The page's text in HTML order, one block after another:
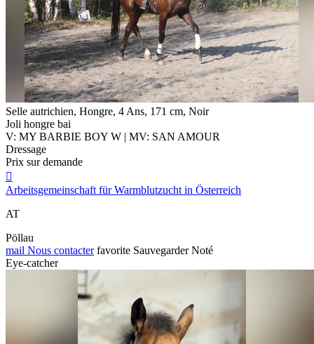
Selle autrichien, Hongre, 4 Ans, 171 cm, Noir
Joli hongre bai
V: MY BARBIE BOY W | MV: SAN AMOUR
Dressage
Prix sur demande

Arbeitsgemeinschaft für Warmblutzucht in Österreich
AT
Pöllau
mail Nous contacter favorite Sauvegarder Noté
Eye-catcher